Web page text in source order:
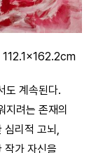
도 계속된다.
지려는 존재의
심리적 고뇌,
작가 자신을